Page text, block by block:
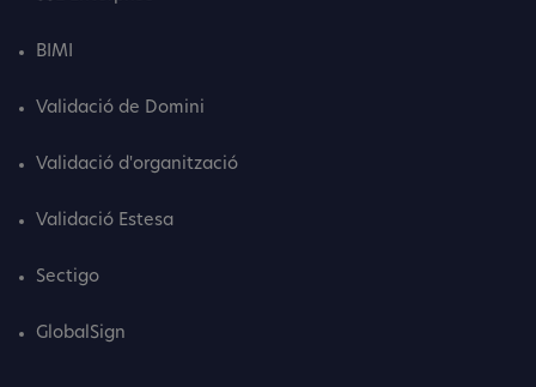
BIMI
Validació de Domini
Validació d'organització
Validació Estesa
Sectigo
GlobalSign